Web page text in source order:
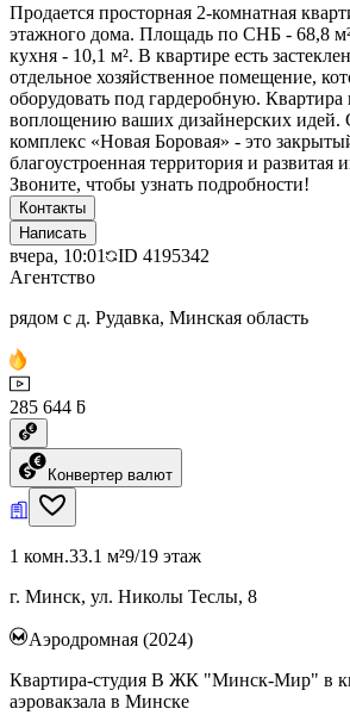
Продается просторная 2-комнатная
этажного дома. Площадь по СНБ - 68,8
кухня - 10,1 м². В квартире есть
отдельное хозяйственное помещение,
оборудовать под гардеробную. Квартира
воплощению ваших дизайнерских
комплекс «Новая Боровая» - это
благоустроенная территория и развитая
Звоните, чтобы узнать подробности!
Контакты
Написать
вчера, 10:01 ID 4195342
Агентство
рядом с д. Рудавка, Минская область
285 644 ƃ
Конвертер валют
1 комн.33.1 м²9/19 этаж
г. Минск, ул. Николы Теслы, 8
Аэродромная (2024)
Квартира-студия В ЖК "Минск-Мир" в
аэровакзала в Минске